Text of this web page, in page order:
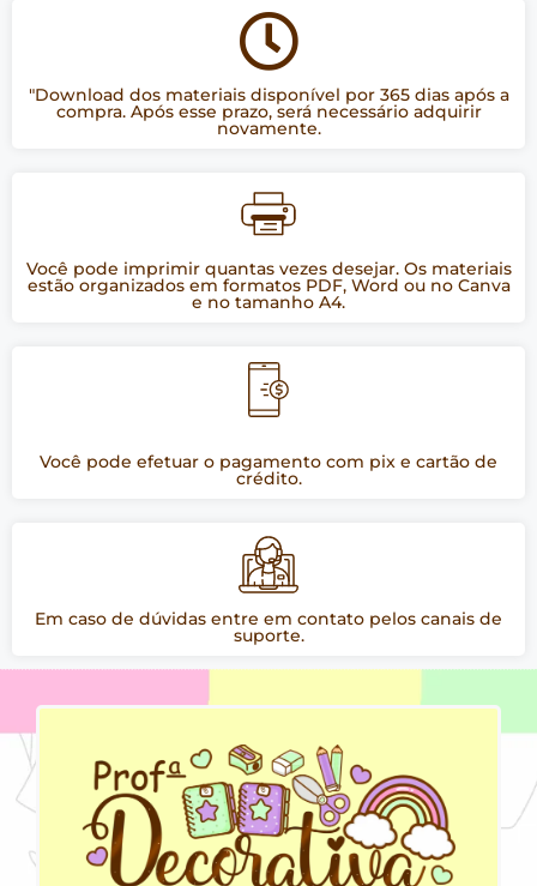
"Download dos materiais disponível por 365 dias após a
compra. Após esse prazo, será necessário adquirir
novamente.
Você pode imprimir quantas vezes desejar. Os materiais
estão organizados em formatos PDF, Word ou no Canva
e no tamanho A4.
Você pode efetuar o pagamento com pix e cartão de
crédito.
Em caso de dúvidas entre em contato pelos canais de
suporte.